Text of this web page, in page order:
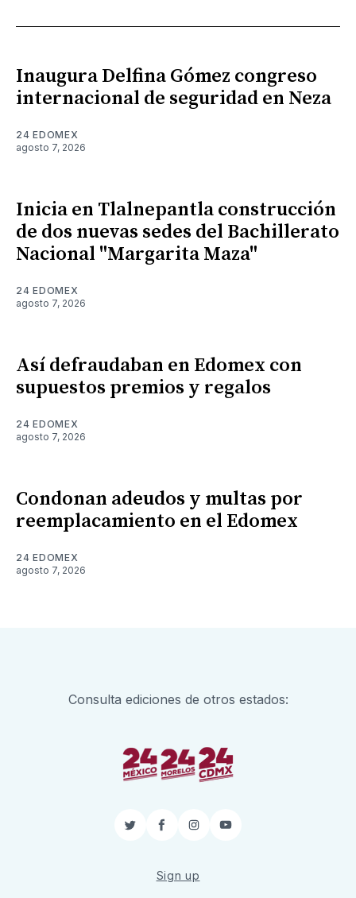
Inaugura Delfina Gómez congreso
internacional de seguridad en Neza
24 EDOMEX
agosto 7, 2026
Inicia en Tlalnepantla construcción
de dos nuevas sedes del Bachillerato
Nacional "Margarita Maza"
24 EDOMEX
agosto 7, 2026
Así defraudaban en Edomex con
supuestos premios y regalos
24 EDOMEX
agosto 7, 2026
Condonan adeudos y multas por
reemplacamiento en el Edomex
24 EDOMEX
agosto 7, 2026
Consulta ediciones de otros estados:
TwitterFacebook
InstagramYouTube
Sign up